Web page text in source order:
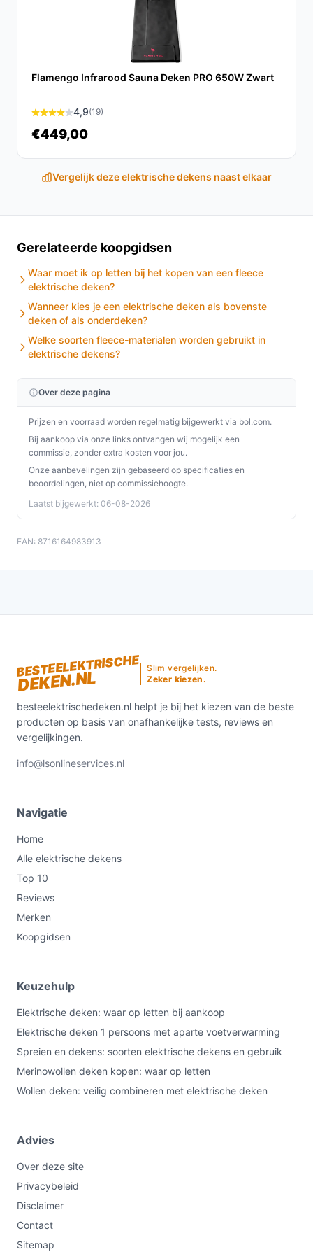
De Duux Snooze Fleece Elektrisch Onderdeken is een
warmte. Met zijn veelzijdige functies en gebruiksgemak
zorgt het voor een ontspannen en hygiënische
slaapervaring.
Ontdek alle specificaties en vergelijk prijzen op
Flamengo Infrarood Sauna Deken PRO 650W Zwart
4,9(19)
€449,00
Vergelijk deze elektrische dekens naast elkaar
Gerelateerde koopgidsen
Waar moet ik op letten bij het kopen van een fleece
elektrische deken?
Wanneer kies je een elektrische deken als bovenste
deken of als onderdeken?
Welke soorten fleece-materialen worden gebruikt in
elektrische dekens?
Over deze pagina
Prijzen en voorraad worden regelmatig bijgewerkt via bol.com.
Bij aankoop via onze links ontvangen wij mogelijk een
commissie, zonder extra kosten voor jou.
Onze aanbevelingen zijn gebaseerd op specificaties en
beoordelingen, niet op commissiehoogte.
Laatst bijgewerkt: 06-08-2026
EAN: 8716164983913
BESTEELEKTRISCHE
DEKEN.NL
Slim vergelijken.
Zeker kiezen.
besteelektrischedeken.nl helpt je bij het kiezen van de beste
producten op basis van onafhankelijke tests, reviews en
vergelijkingen.
info@lsonlineservices.nl
Navigatie
Home
Alle elektrische dekens
Top 10
Reviews
Merken
Koopgidsen
Keuzehulp
Elektrische deken: waar op letten bij aankoop
Elektrische deken 1 persoons met aparte voetverwarming
Spreien en dekens: soorten elektrische dekens en gebruik
Merinowollen deken kopen: waar op letten
Wollen deken: veilig combineren met elektrische deken
Advies
Over deze site
Privacybeleid
Disclaimer
Contact
Sitemap